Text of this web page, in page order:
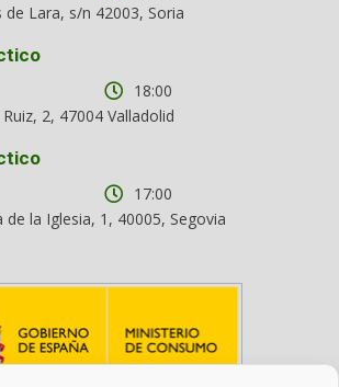
de Lara, s/n 42003, Soria
18:00
2, 47004 Valladolid
17:00
de la Iglesia, 1, 40005, Segovia